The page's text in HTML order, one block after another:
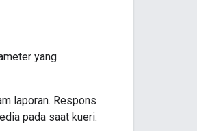
yang
laporan. Respons
pada saat kueri.